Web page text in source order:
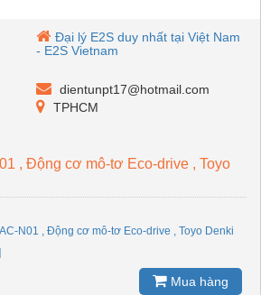
Đại lý E2S duy nhất tại Việt Nam
- E2S Vietnam
dientunpt17@hotmail.com
TPHCM
, Động cơ mô-tơ Eco-drive , Toyo
N01 , Động cơ mô-tơ Eco-drive , Toyo Denki
Mua hàng